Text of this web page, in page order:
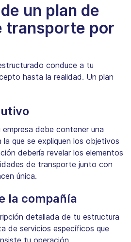
un plan de
transporte por
conduce a tu
hasta la realidad. Un plan
debe contener una
la que se expliquen los objetivos
debería revelar los elementos
de transporte junto con
única.
la compañía
detallada de tu estructura
de servicios específicos que
tu operación.